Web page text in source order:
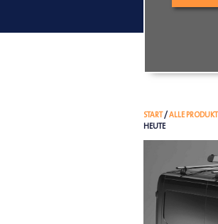
START/ALLE
HEUTE